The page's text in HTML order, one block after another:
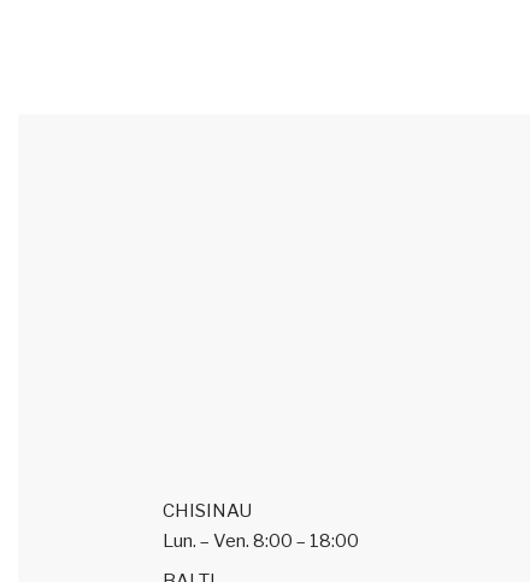
CHISINAU
Lun. – Ven. 8:00 – 18:00